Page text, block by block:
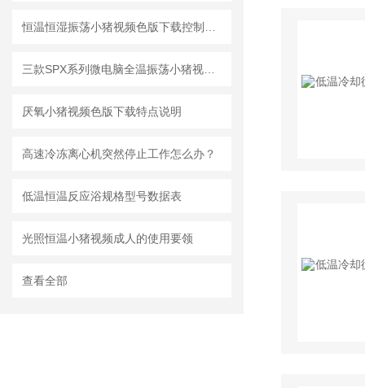
厌氧小猪视频色版下载特点说明
高速冷冻离心机突然停止工作怎么办？
低温恒温反应浴规格型号数据表
光照恒温小猪视频成人的使用要领
查看全部